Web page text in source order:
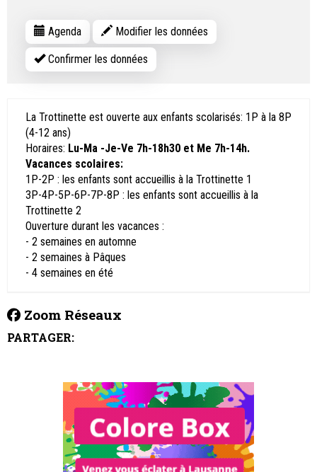
Agenda Modifier les données
Confirmer les données
La Trottinette est ouverte aux enfants scolarisés: 1P à la 8P
(4-12 ans)
Horaires: Lu-Ma -Je-Ve 7h-18h30 et Me 7h-14h.
Vacances scolaires:
1P-2P : les enfants sont accueillis à la Trottinette 1
3P-4P-5P-6P-7P-8P : les enfants sont accueillis à la
Trottinette 2
Ouverture durant les vacances :
- 2 semaines en automne
- 2 semaines à Pâques
- 4 semaines en été
Zoom Réseaux
PARTAGER: